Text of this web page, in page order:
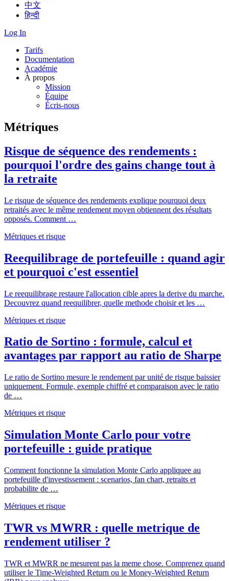
中文
हिन्दी
Log In
Tarifs
Documentation
Académie
À propos
Mission
Équipe
Écris-nous
Métriques
Risque de séquence des rendements :
pourquoi l'ordre des gains change tout à
la retraite
Le risque de séquence des rendements explique pourquoi deux
retraités avec le même rendement moyen obtiennent des résultats
opposés. Comment …
Métriques et risque
Reequilibrage de portefeuille : quand agir
et pourquoi c'est essentiel
Le reequilibrage restaure l'allocation cible apres la derive du marche.
Decouvrez quand reequilibrer, quelle methode choisir et les …
Métriques et risque
Ratio de Sortino : formule, calcul et
avantages par rapport au ratio de Sharpe
Le ratio de Sortino mesure le rendement par unité de risque baissier
uniquement. Formule, exemple chiffré et comparaison avec le ratio
de …
Métriques et risque
Simulation Monte Carlo pour votre
portefeuille : guide pratique
Comment fonctionne la simulation Monte Carlo appliquee au
portefeuille d'investissement : scenarios, fan chart, retraits et
probabilite de …
Métriques et risque
TWR vs MWRR : quelle metrique de
rendement utiliser ?
TWR et MWRR ne mesurent pas la meme chose. Comprenez quand
utiliser le Time-Weighted Return ou le Money-Weighted Return